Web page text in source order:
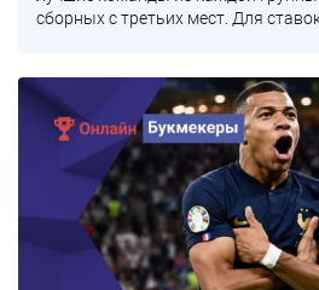
сборных с третьих мест. Для